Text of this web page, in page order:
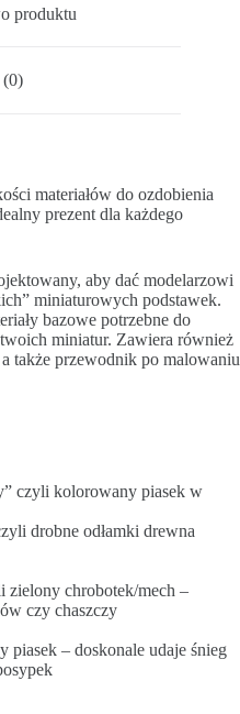
produktu
materiałów do ozdobienia
prezent dla każdego
aby dać modelarzowi
miniaturowych podstawek.
bazowe potrzebne do
miniatur. Zawiera również
także przewodnik po malowaniu
czyli kolorowany piasek w
drobne odłamki drewna
zielony chrobotek/mech –
czy chaszczy
piasek – doskonale udaje śnieg